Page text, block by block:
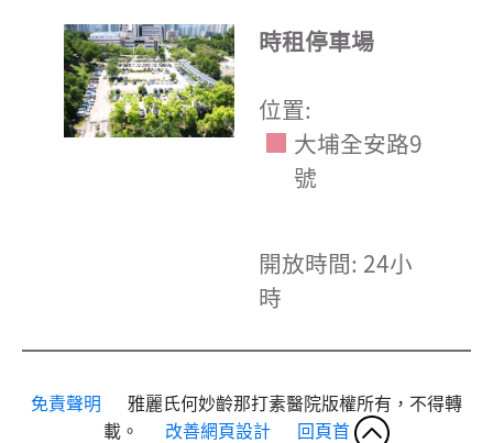
時租停車場
位置:
大埔全安路9
號
開放時間: 24小
時
免責聲明 雅麗氏何妙齡那打素醫院版權所有，不得轉
載。 改善網頁設計 回頁首